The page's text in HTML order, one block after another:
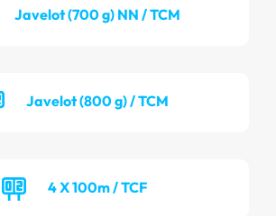
Javelot (700 g) NN / TCM
Javelot (800 g) / TCM
4 X 100m / TCF